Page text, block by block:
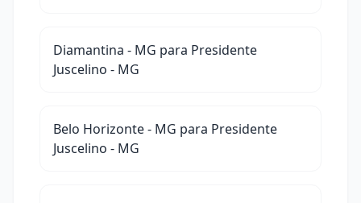
Diamantina - MG para Presidente
Juscelino - MG
Belo Horizonte - MG para Presidente
Juscelino - MG